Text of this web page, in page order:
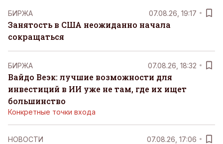
БИРЖА 07.08.26, 19:17
Занятость в США неожиданно начала
сокращаться
БИРЖА 07.08.26, 18:32
Вайдо Веэк: лучшие возможности для
инвестиций в ИИ уже не там, где их ищет
большинство
Конкретные точки входа
НОВОСТИ 07.08.26, 17:06